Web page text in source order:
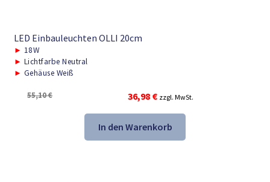
LED Einbauleuchten OLLI 20cm
► 18W
► Lichtfarbe Neutral
► Gehäuse Weiß
55,10€
Ursprünglicher
Preis
war:
55,10 €
36,98 €Aktueller
Preis
ist:
36,98 €.
zzgl. MwSt.
In den Warenkorb